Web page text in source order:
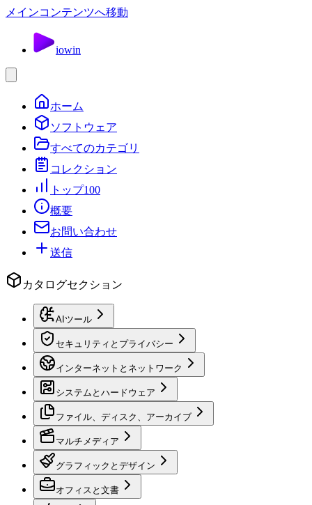
メインコンテンツへ移動
iowin
ホーム
ソフトウェア
すべてのカテゴリ
コレクション
トップ100
概要
お問い合わせ
送信
カタログセクション
AIツール
セキュリティとプライバシー
インターネットとネットワーク
システムとハードウェア
ファイル、ディスク、アーカイブ
マルチメディア
グラフィックとデザイン
オフィスと文書